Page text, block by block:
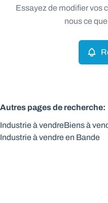
Essayez de modifier vos
nous ce
Autres pages de recherche:
Industrie à vendreBiens à
Industrie à vendre en Bande